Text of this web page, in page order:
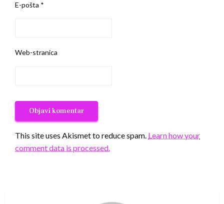
E-pošta *
Web-stranica
This site uses Akismet to reduce spam. Learn how your
comment data is processed.